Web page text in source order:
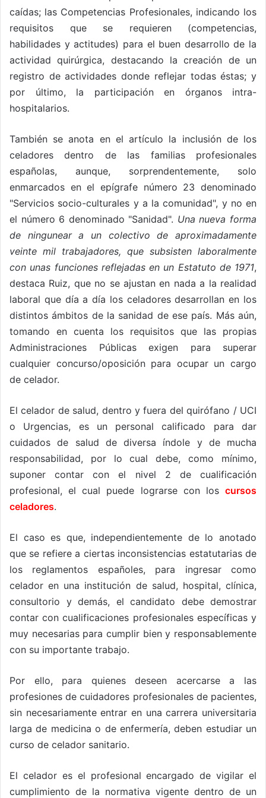
caídas; las Competencias Profesionales, indicando los
requisitos que se requieren (competencias,
habilidades y actitudes) para el buen desarrollo de la
actividad quirúrgica, destacando la creación de un
registro de actividades donde reflejar todas éstas; y
por último, la participación en órganos intra-
hospitalarios.
También se anota en el artículo la inclusión de los
celadores dentro de las familias profesionales
españolas, aunque, sorprendentemente, solo
enmarcados en el epígrafe número 23 denominado
"Servicios socio-culturales y a la comunidad", y no en
el número 6 denominado "Sanidad". Una nueva forma
de ningunear a un colectivo de aproximadamente
veinte mil trabajadores, que subsisten laboralmente
con unas funciones reflejadas en un Estatuto de 1971,
destaca Ruiz, que no se ajustan en nada a la realidad
laboral que día a día los celadores desarrollan en los
distintos ámbitos de la sanidad de ese país. Más aún,
tomando en cuenta los requisitos que las propias
Administraciones Públicas exigen para superar
cualquier concurso/oposición para ocupar un cargo
de celador.
El celador de salud, dentro y fuera del quirófano / UCI
o Urgencias, es un personal calificado para dar
cuidados de salud de diversa índole y de mucha
responsabilidad, por lo cual debe, como mínimo,
suponer contar con el nivel 2 de cualificación
profesional, el cual puede lograrse con los cursos
celadores.
El caso es que, independientemente de lo anotado
que se refiere a ciertas inconsistencias estatutarias de
los reglamentos españoles, para ingresar como
celador en una institución de salud, hospital, clínica,
consultorio y demás, el candidato debe demostrar
contar con cualificaciones profesionales específicas y
muy necesarias para cumplir bien y responsablemente
con su importante trabajo.
Por ello, para quienes deseen acercarse a las
profesiones de cuidadores profesionales de pacientes,
sin necesariamente entrar en una carrera universitaria
larga de medicina o de enfermería, deben estudiar un
curso de celador sanitario.
El celador es el profesional encargado de vigilar el
cumplimiento de la normativa vigente dentro de un